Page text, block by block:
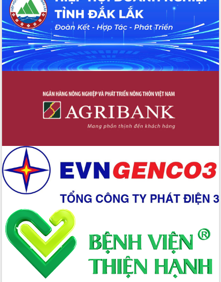
Đẩy mạnh cải cách hành chính, quyết
tâm đạt được mục tiêu tăng trưởng
hai con số trong năm 2026
Tổ chức trang trọng Lễ hội Đền thờ
Lương Văn Chánh năm 2026
Phó Bí thư Tỉnh ủy Đắk Lắk Đỗ Hữu
Huy giữ chức Bí thư Đảng ủy Ủy Ban
Bệnh án điện tử thúc đẩy chuyển đổi
số y tế tại Đắk Lắk
Chuyển đổi số thư viện: Mở rộng
không gian tri thức trong thời đại số
chức diễn tập trước ngày bầu cử
Chương trình “Gặp gỡ hữu nghị –
Friendship Meeting New Year 2026”
Bầu cử Quốc hội và HĐND: Cử tri Đắk
Lắk gửi gắm niềm tin, kỳ vọng vào lá
Đắk Lắk sẵn sàng các điều kiện cho
Ngày hội bầu cử đại biểu Quốc hội
khóa XVI và HĐND các cấp nhiệm kỳ
2026-2031
Đảm bảo cuộc bầu cử đại biểu Quốc
hội và đại biểu HĐND các cấp diễn ra
an toàn, hiệu quả, đúng quy định